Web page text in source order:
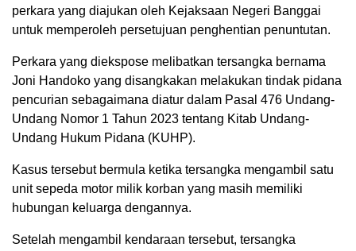
perkara yang diajukan oleh Kejaksaan Negeri Banggai
untuk memperoleh persetujuan penghentian penuntutan.
Perkara yang diekspose melibatkan tersangka bernama
Joni Handoko yang disangkakan melakukan tindak pidana
pencurian sebagaimana diatur dalam Pasal 476 Undang-
Undang Nomor 1 Tahun 2023 tentang Kitab Undang-
Undang Hukum Pidana (KUHP).
Kasus tersebut bermula ketika tersangka mengambil satu
unit sepeda motor milik korban yang masih memiliki
hubungan keluarga dengannya.
Setelah mengambil kendaraan tersebut, tersangka